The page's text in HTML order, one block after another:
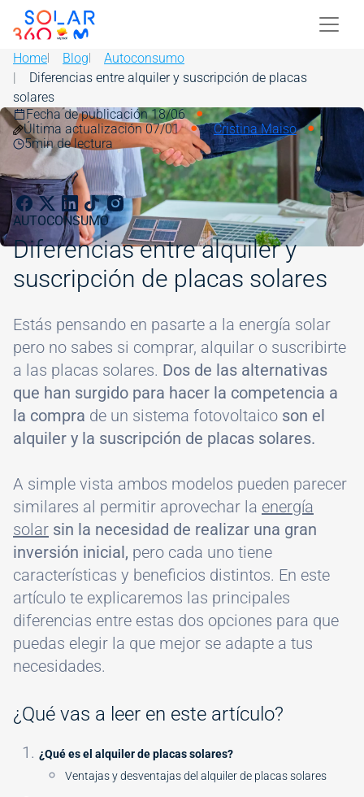
Skip to main content
Image
Home Blog
Autoconsumo
Diferencias entre alquiler y suscripción de placas
solares
ImageFecha de publicación 18/06
Última actualización 07/01
Cristina Maiso
5min de lectura
AUTOCONSUMO
Diferencias entre alquiler y
suscripción de placas solares
Estás pensando en pasarte a la energía solar
pero no sabes si comprar, alquilar o suscribirte
a las placas solares. Dos de las alternativas
que han surgido para hacer la competencia a
la compra de un sistema fotovoltaico son el
alquiler y la suscripción de placas solares.
A simple vista ambos modelos pueden parecer
similares al permitir aprovechar la energía
solar sin la necesidad de realizar una gran
inversión inicial, pero cada uno tiene
características y beneficios distintos. En este
artículo te explicaremos las principales
diferencias entre estas dos opciones para que
puedas elegir la que mejor se adapte a tus
necesidades.
¿Qué vas a leer en este artículo?
¿Qué es el alquiler de placas solares?
Ventajas y desventajas del alquiler de placas solares